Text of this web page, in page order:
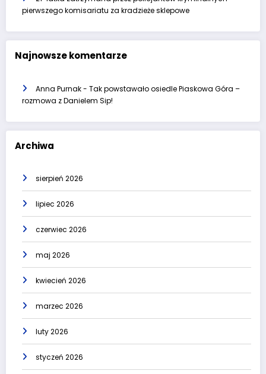
pierwszego komisariatu za kradzieże sklepowe
Najnowsze komentarze
Anna Purnak- Tak powstawało osiedle Piaskowa Góra –
rozmowa z Danielem Sip!
Archiwa
sierpień 2026
lipiec 2026
czerwiec 2026
maj 2026
kwiecień 2026
marzec 2026
luty 2026
styczeń 2026